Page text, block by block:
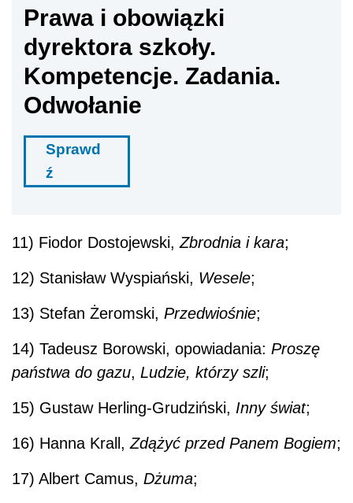
Prawa i obowiązki
dyrektora szkoły.
Kompetencje. Zadania.
Odwołanie
Sprawd
ź
11) Fiodor Dostojewski, Zbrodnia i kara;
12) Stanisław Wyspiański, Wesele;
13) Stefan Żeromski, Przedwiośnie;
14) Tadeusz Borowski, opowiadania: Proszę
państwa do gazu, Ludzie, którzy szli;
15) Gustaw Herling-Grudziński, Inny świat;
16) Hanna Krall, Zdążyć przed Panem Bogiem;
17) Albert Camus, Dżuma;